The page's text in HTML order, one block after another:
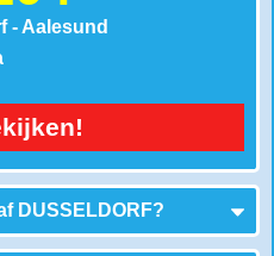
- Aalesund
DUSSELDORF?